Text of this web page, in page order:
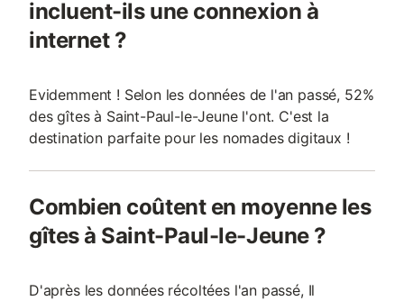
incluent-ils une connexion à
internet ?
Evidemment ! Selon les données de l'an passé, 52%
des gîtes à Saint-Paul-le-Jeune l'ont. C'est la
destination parfaite pour les nomades digitaux !
Combien coûtent en moyenne les
gîtes à Saint-Paul-le-Jeune ?
D'après les données récoltées l'an passé, Il